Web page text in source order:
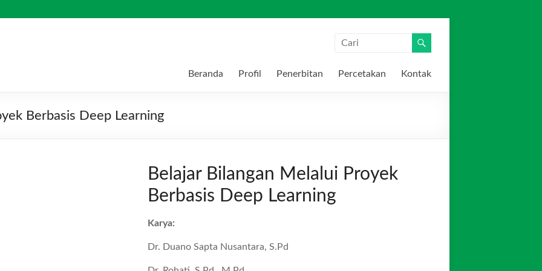
Beranda Profil Penerbitan Percetakan Kontak
Berbasis Deep Learning
Belajar Bilangan Melalui Proyek
Berbasis Deep Learning
Karya:
Dr. Duano Sapta Nusantara, S.Pd